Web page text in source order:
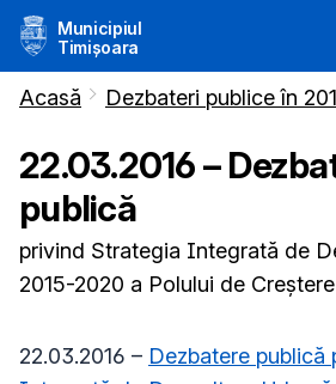
Municipiul
Timișoara
Acasă Dezbateri publice în
22.03.2016 –
publică
privind Strategia Integrată de
2015-2020 a Polului de
22.03.2016 – Dezbatere publică